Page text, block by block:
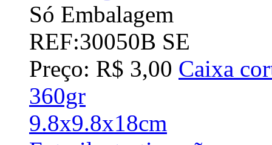
Só Embalagem
REF:30050B SE
Preço: R$ 3,00 Caixa
360gr
9.8x9.8x18cm